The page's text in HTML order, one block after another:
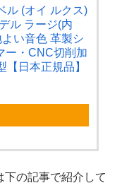
ル (オイ ルクス)
ル ラージ(内
い音色 革製シ
ー・CNC切削加
【日本正規品】
の記事で紹介して